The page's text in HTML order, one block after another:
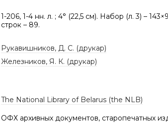
1-206, 1-4 нн. л. ; 4° (22,5 см). Набор (л. 3) –
строк – 89.
Рукавишников, Д. С. (друкар)
Железников, Я. К. (друкар)
The National Library of Belarus (the NLB)
ОФХ архивных документов, старопечатных